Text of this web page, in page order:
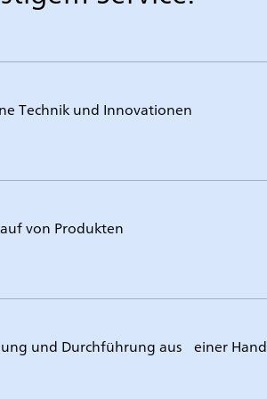
Technik und Innovationen
von Produkten
und Durchführung aus einer Hand